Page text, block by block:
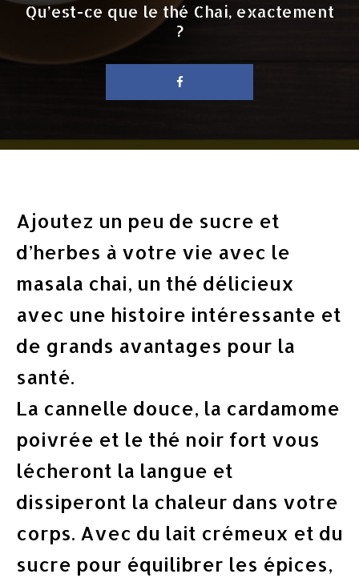
Qu’est-ce que le thé Chai, exactement
?
Ajoutez un peu de sucre et
d’herbes à votre vie avec le
masala chai, un thé délicieux
avec une histoire intéressante et
de grands avantages pour la
santé.
La cannelle douce, la cardamome
poivrée et le thé noir fort vous
lécheront la langue et
dissiperont la chaleur dans votre
corps. Avec du lait crémeux et du
sucre pour équilibrer les épices,